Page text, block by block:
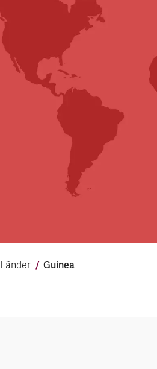
Länder Guinea